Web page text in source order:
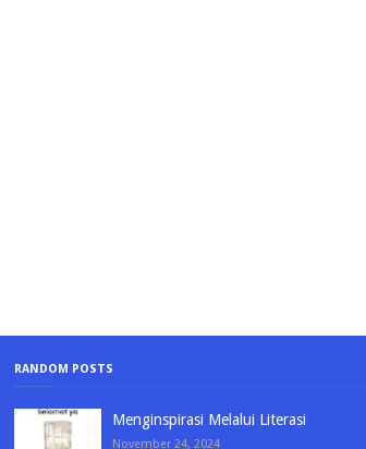
RANDOM POSTS
Menginspirasi Melalui Literasi
November 24, 2024